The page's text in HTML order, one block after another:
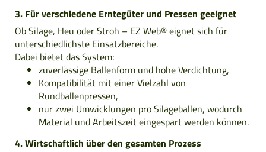
3. Für verschiedene Erntegüter und Pressen geeignet
Ob Silage, Heu oder Stroh – EZ Web® eignet sich für
unterschiedlichste Einsatzbereiche.
Dabei bietet das System:
zuverlässige Ballenform und hohe Verdichtung,
Kompatibilität mit einer Vielzahl von
Rundballenpressen,
nur zwei Umwicklungen pro Silageballen, wodurch
Material und Arbeitszeit eingespart werden können.
4. Wirtschaftlich über den gesamten Prozess